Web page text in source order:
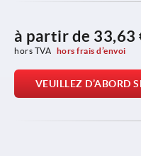
à partir de 33,63
hors TVA hors frais d’envoi
VEUILLEZ D’ABORD